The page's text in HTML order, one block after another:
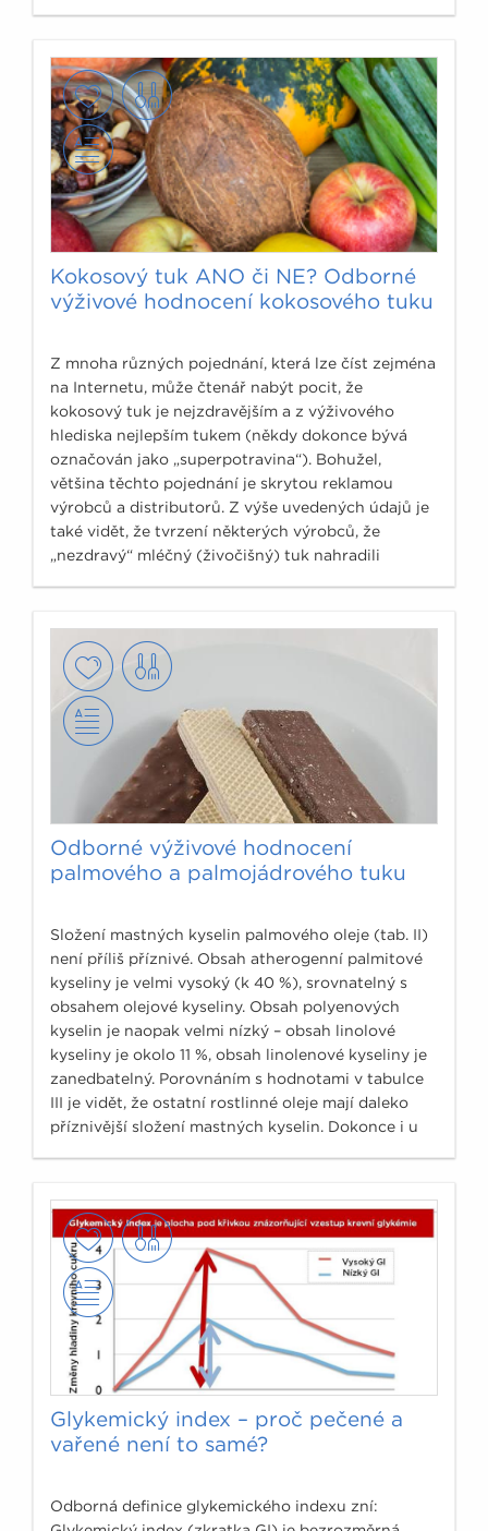
Kokosový tuk ANO či NE? Odborné
výživové hodnocení kokosového tuku
Z mnoha různých pojednání, která lze číst zejména
na Internetu, může čtenář nabýt pocit, že
kokosový tuk je nejzdravějším a z výživového
hlediska nejlepším tukem (někdy dokonce bývá
označován jako „superpotravina“). Bohužel,
většina těchto pojednání je skrytou reklamou
výrobců a distributorů. Z výše uvedených údajů je
také vidět, že tvrzení některých výrobců, že
„nezdravý“ mléčný (živočišný) tuk nahradili
působení kokosového tuku. Stejně tak jde mimo
realitu i doporučení používat kokosový tuk (z
důvodu jeho přirozeně vysoké oxidační stability)
pro smažení.
Odborné výživové hodnocení
palmového a palmojádrového tuku
Složení mastných kyselin palmového oleje (tab. II)
není příliš příznivé. Obsah atherogenní palmitové
kyseliny je velmi vysoký (k 40 %), srovnatelný s
obsahem olejové kyseliny. Obsah polyenových
kyselin je naopak velmi nízký – obsah linolové
kyseliny je okolo 11 %, obsah linolenové kyseliny je
zanedbatelný. Porovnáním s hodnotami v tabulce
III je vidět, že ostatní rostlinné oleje mají daleko
příznivější složení mastných kyselin. Dokonce i u
oleje je sádlo významným zdrojem cholesterolu.
Glykemický index – proč pečené a
vařené není to samé?
Odborná definice glykemického indexu zní: